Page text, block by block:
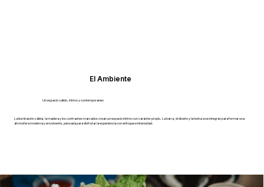
La iluminación cálida, la madera y los contrastes marcados crean un espacio íntimo con carácter propio. La barra, el diseño y la textura se integran para formar una
atmósfera moderna y envolvente, pensada para disfrutar la experiencia con enfoque e intensidad.
Un espacio calido, intimo y contemporaneo
El Ambiente